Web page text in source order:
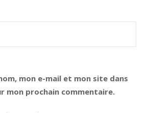
mon e-mail et mon site dans
mon prochain commentaire.